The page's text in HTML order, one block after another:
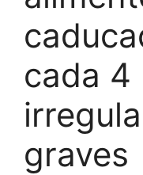
cada 4
graves